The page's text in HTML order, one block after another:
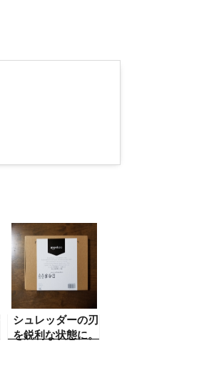
シュレッダーの刃
を鋭利な状態に。